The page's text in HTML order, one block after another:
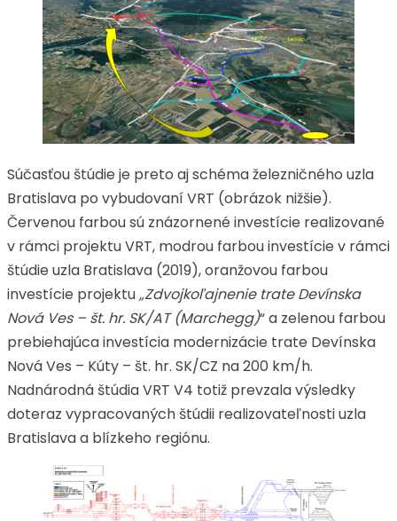
Súčasťou štúdie je preto aj schéma železničného uzla
Bratislava po vybudovaní VRT (obrázok nižšie).
Červenou farbou sú znázornené investície realizované
v rámci projektu VRT, modrou farbou investície v rámci
štúdie uzla Bratislava (2019), oranžovou farbou
investície projektu„Zdvojkoľajnenie trate Devínska
Nová Ves – št. hr. SK/AT (Marchegg)“ a zelenou farbou
prebiehajúca investícia modernizácie trate Devínska
Nová Ves – Kúty – št. hr. SK/CZ na 200 km/h.
Nadnárodná štúdia VRT V4 totiž prevzala výsledky
doteraz vypracovaných štúdii realizovateľnosti uzla
Bratislava a blízkeho regiónu.